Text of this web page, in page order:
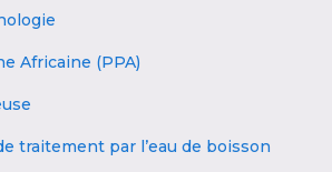
Africaine (PPA)
traitement par l’eau de boisson